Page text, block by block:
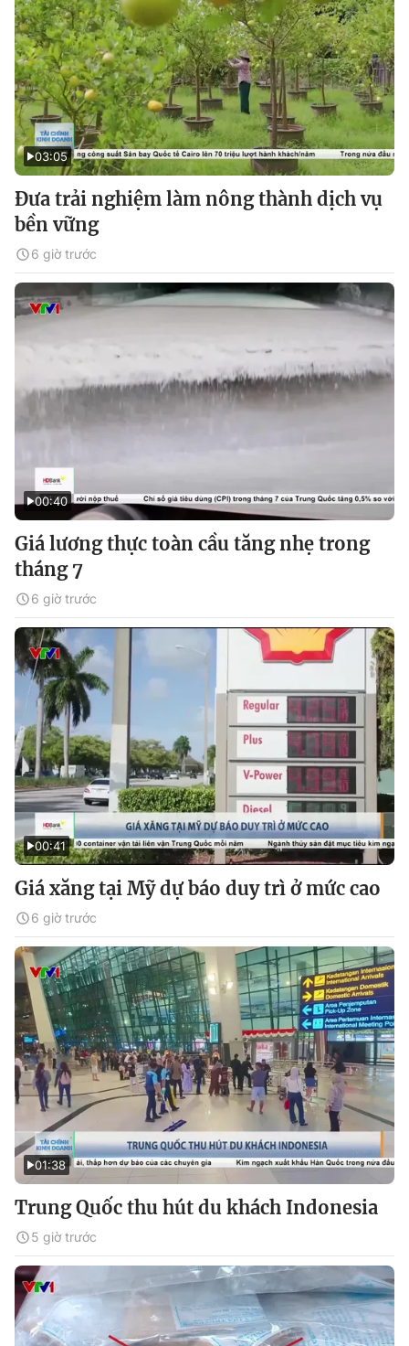
03:05
Đưa trải nghiệm làm nông thành dịch vụ
bền vững
6 giờ trước
00:40
Giá lương thực toàn cầu tăng nhẹ trong
tháng 7
6 giờ trước
00:41
Giá xăng tại Mỹ dự báo duy trì ở mức cao
6 giờ trước
01:38
Trung Quốc thu hút du khách Indonesia
5 giờ trước